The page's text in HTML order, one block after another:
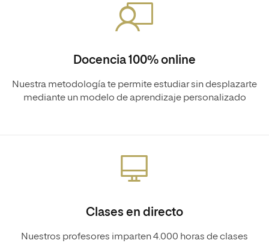
Docencia 100% online
Nuestra metodología te permite estudiar sin desplazarte
mediante un modelo de aprendizaje personalizado
Clases en directo
Nuestros profesores imparten 4.000 horas de clases